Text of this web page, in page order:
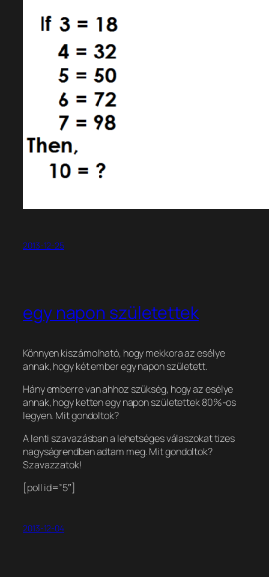
2013-12-25
egy napon születettek
Könnyen kiszámolható, hogy mekkora az esélye
annak, hogy két ember egy napon született.
Hány emberre van ahhoz szükség, hogy az esélye
annak, hogy ketten egy napon születettek 80%-os
legyen. Mit gondoltok?
A lenti szavazásban a lehetséges válaszokat tizes
nagyságrendben adtam meg. Mit gondoltok?
Szavazzatok!
[poll id=”5″]
2013-12-04